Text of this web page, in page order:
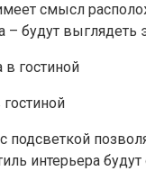
смысл
– будут
подсветкой
интерьера